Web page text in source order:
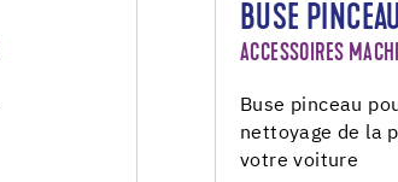
BUSE
ACCESSOIRES
Buse pinceau
nettoyage de la
votre voiture